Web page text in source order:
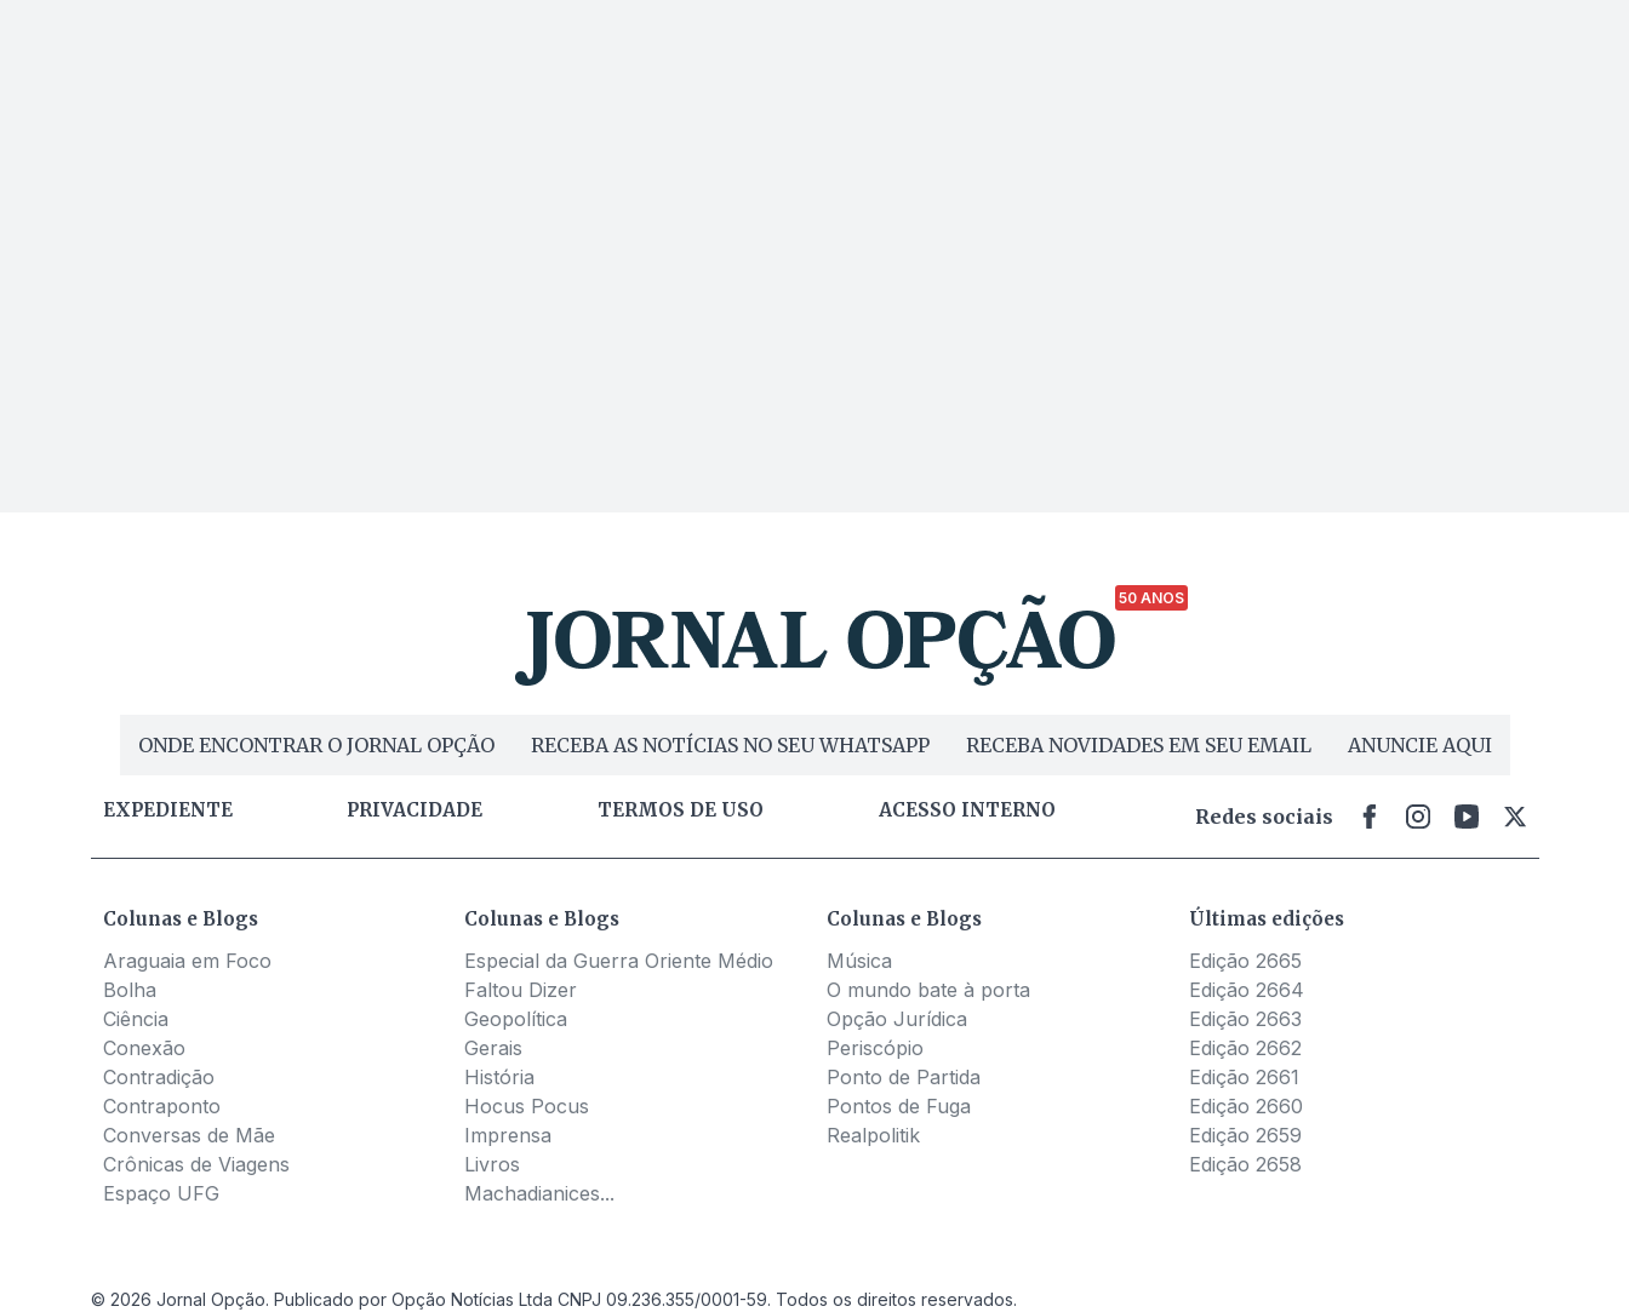
50 ANOS
ONDE ENCONTRAR O JORNAL OPÇÃO RECEBA AS NOTÍCIAS NO SEU WHATSAPP RECEBA NOVIDADES EM SEU EMAIL ANUNCIE AQUI
EXPEDIENTE PRIVACIDADE TERMOS DE USO ACESSO INTERNO Redes sociais
Colunas e Blogs
Araguaia em Foco
Bolha
Ciência
Conexão
Contradição
Contraponto
Conversas de Mãe
Crônicas de Viagens
Espaço UFG
Colunas e Blogs
Especial da Guerra Oriente Médio
Faltou Dizer
Geopolítica
Gerais
História
Hocus Pocus
Imprensa
Livros
Machadianices...
Colunas e Blogs
Música
O mundo bate à porta
Opção Jurídica
Periscópio
Ponto de Partida
Pontos de Fuga
Realpolitik
Últimas edições
Edição 2665
Edição 2664
Edição 2663
Edição 2662
Edição 2661
Edição 2660
Edição 2659
Edição 2658
© 2026 Jornal Opção. Publicado por Opção Notícias Ltda CNPJ 09.236.355/0001-59. Todos os direitos reservados.